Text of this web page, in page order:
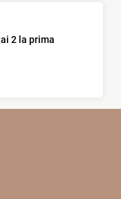
2 la prima